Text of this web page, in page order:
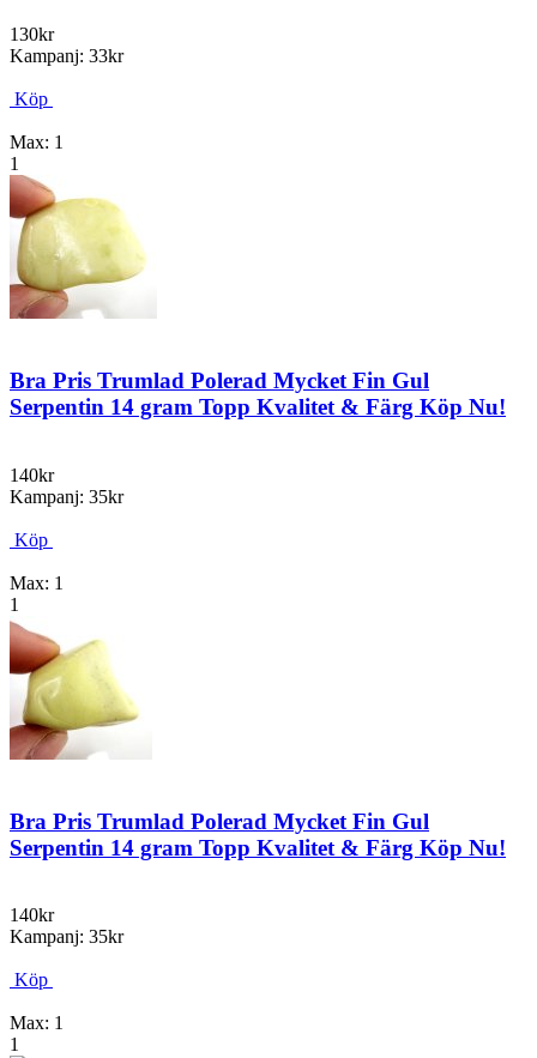
130kr
Kampanj: 33kr
Köp
Max: 1
1
Bra Pris Trumlad Polerad Mycket Fin Gul
Serpentin 14 gram Topp Kvalitet & Färg Köp Nu!
140kr
Kampanj: 35kr
Köp
Max: 1
1
Bra Pris Trumlad Polerad Mycket Fin Gul
Serpentin 14 gram Topp Kvalitet & Färg Köp Nu!
140kr
Kampanj: 35kr
Köp
Max: 1
1